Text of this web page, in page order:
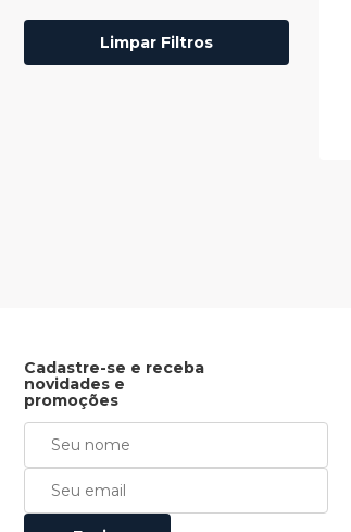
Limpar Filtros
Cadastre-se e receba
novidades e
promoções